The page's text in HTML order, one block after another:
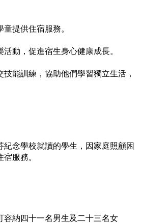
提供住宿服務。
動，促進宿生身心健康成長。
能訓練，協助他們學習獨立生活，
紀念學校就讀的學生，因家庭照顧困
服務。
容納四十一名男生及二十三名女